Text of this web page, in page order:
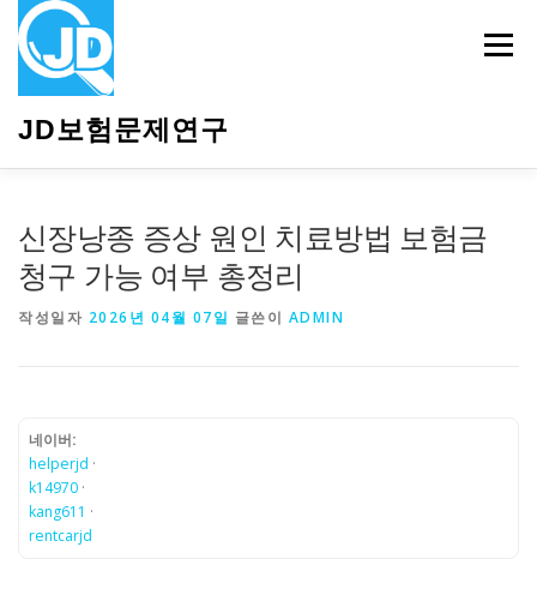
JD보험문제연구
메뉴
신장낭종 증상 원인 치료방법 보험금
청구 가능 여부 총정리
작성일자 2026년 04월 07일 글쓴이 ADMIN
네이버:
helperjd ·
k14970 ·
kang611 ·
rentcarjd